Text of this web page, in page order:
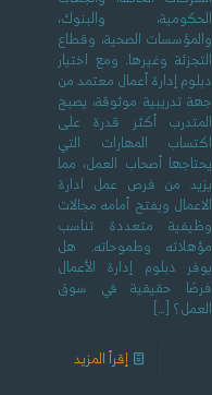
الحكومية، والبنوك،
والمؤسسات الصحية، وقطاع
التجزئة وغيرها. ومع اختيار
دبلوم إدارة أعمال معتمد من
جهة تدريبية موثوقة، يصبح
المتدرب أكثر قدرة على
اكتساب المهارات التي
يحتاجها أصحاب العمل، مما
يزيد من فرص عمل ادارة
الاعمال ويفتح أمامه مجالات
وظيفية متعددة تناسب
مؤهلاته وطموحاته. هل
يوفر دبلوم إدارة الأعمال
فرصًا حقيقية في سوق
العمل؟ […]
إقرأ المزيد